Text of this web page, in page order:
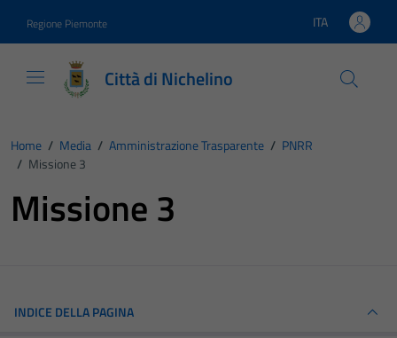
Regione Piemonte Lingua attiva:
ITA
Città di Nichelino
Home / Media / Amministrazione Trasparente / PNRR
/ Missione 3
Missione 3
INDICE DELLA PAGINA